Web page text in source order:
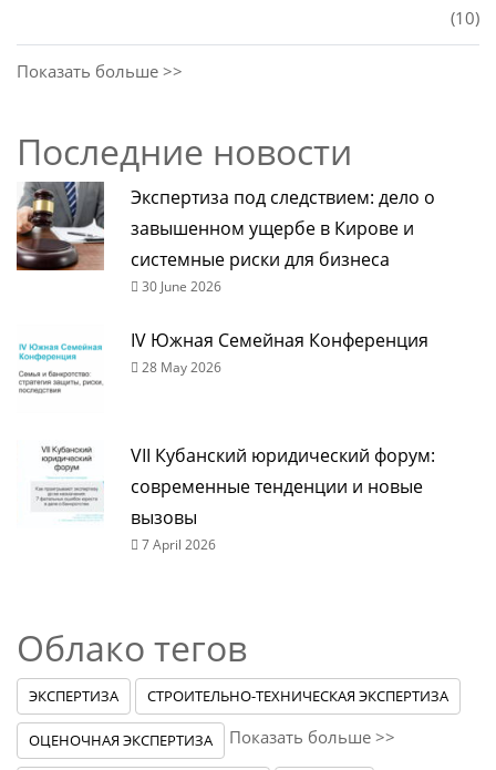
(10)
Показать больше >>
Последние новости
Экспертиза под следствием: дело о
завышенном ущербе в Кирове и
системные риски для бизнеса
30 June 2026
IV Южная Семейная Конференция
28 May 2026
VII Кубанский юридический форум:
современные тенденции и новые
вызовы
7 April 2026
Облако тегов
ЭКСПЕРТИЗА СТРОИТЕЛЬНО-ТЕХНИЧЕСКАЯ ЭКСПЕРТИЗА
ОЦЕНОЧНАЯ ЭКСПЕРТИЗА Показать больше >>